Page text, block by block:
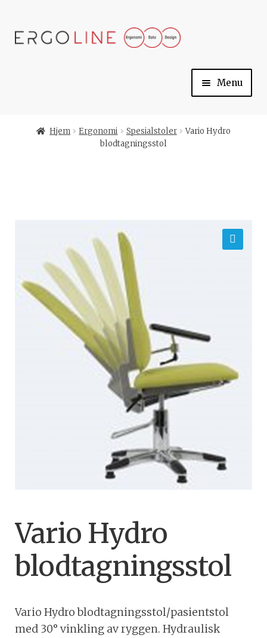
Skip
Skip
Menu
Hjem Ergonomi Spesialstoler
Vario Hydro
blodtagningsstol
Vario Hydro
blodtagningsstol
Vario Hydro blodtagningsstol/pasientstol
med 30° vinkling av ryggen. Hydraulisk